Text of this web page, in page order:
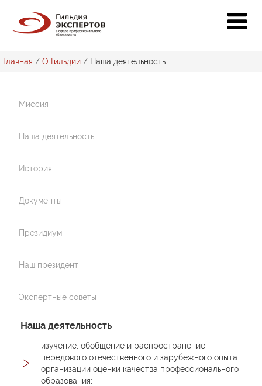
Главная / О Гильдии / Наша деятельность
Миссия
Наша деятельность
История
Документы
Президиум
Наш президент
Экспертные советы
Наша деятельность
изучение, обобщение и распространение
передового отечественного и зарубежного опыта
организации оценки качества профессионального
образования;